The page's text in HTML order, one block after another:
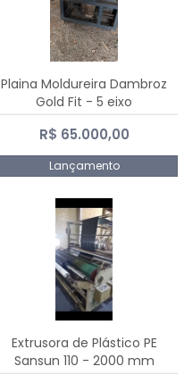
Plaina Moldureira Dambroz
Gold Fit - 5 eixo
R$ 65.000,00
Lançamento
Extrusora de Plástico PE
Sansun 110 - 2000 mm